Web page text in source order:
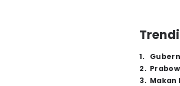
1.
2.
3. Makan